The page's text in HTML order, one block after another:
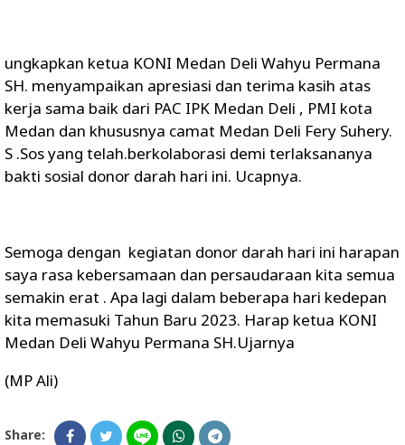
ungkapkan ketua KONI Medan Deli Wahyu Permana
SH. menyampaikan apresiasi dan terima kasih atas
kerja sama baik dari PAC IPK Medan Deli , PMI kota
Medan dan khususnya camat Medan Deli Fery Suhery.
S .Sos yang telah.berkolaborasi demi terlaksananya
bakti sosial donor darah hari ini. Ucapnya.
Semoga dengan kegiatan donor darah hari ini harapan
saya rasa kebersamaan dan persaudaraan kita semua
semakin erat . Apa lagi dalam beberapa hari kedepan
kita memasuki Tahun Baru 2023. Harap ketua KONI
Medan Deli Wahyu Permana SH.Ujarnya
(MP Ali)
Share: